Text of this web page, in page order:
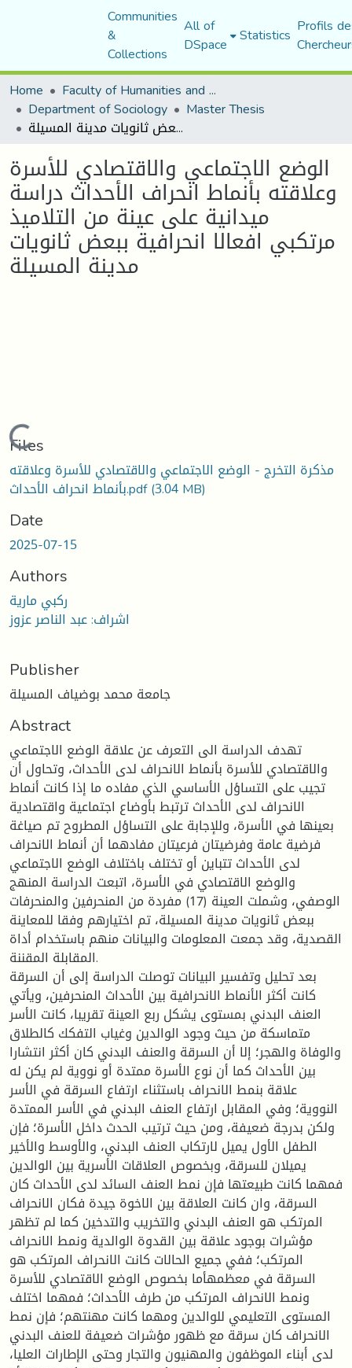
Communities
&
Collections
All of
DSpace Statistics Profils
Home
Faculty of Humanities and Social Sciences
Department of Sociology Master Thesis
الوضع الاجتماعي والاقتصادي للأسرة وعلاقته بأنماط انحراف الأحداث دراسة ميدانية على عينة من التلاميذ مرتكبي افعالا انحرافية ببعض ثانويات مدينة المسيلة
الوضع الاجتماعي والاقتصادي للأسرة
وعلاقته بأنماط انحراف الأحداث دراسة
ميدانية على عينة من التلاميذ
مرتكبي افعالا انحرافية ببعض ثانويات
مدينة المسيلة
Files
مذكرة التخرج - الوضع الاجتماعي والاقتصادي للأسرة وعلاقته
بأنماط انحراف الأحداث.pdf(3.04 MB)
Date
2025-07-15
Authors
ركبي مارية
اشراف: عبد الناصر عزوز
Publisher
جامعة محمد بوضياف المسيلة
Abstract
تهدف الدراسة الى التعرف عن علاقة الوضع الاجتماعي
والاقتصادي للأسرة بأنماط الانحراف لدى الأحداث، وتحاول أن
تجيب على التساؤل الأساسي الذي مفاده ما إذا كانت أنماط
الانحراف لدى الأحداث ترتبط بأوضاع اجتماعية واقتصادية
بعينها في الأسرة، وللإجابة على التساؤل المطروح تم صياغة
فرضية عامة وفرضيتان فرعيتان مفادهما أن أنماط الانحراف
لدى الأحداث تتباين أو تختلف باختلاف الوضع الاجتماعي
والوضع الاقتصادي في الأسرة، اتبعت الدراسة المنهج
الوصفي، وشملت العينة (17) مفردة من المنحرفين والمنحرفات
ببعض ثانويات مدينة المسيلة، تم اختيارهم وفقا للمعاينة
القصدية، وقد جمعت المعلومات والبيانات منهم باستخدام أداة
المقابلة المقننة.
بعد تحليل وتفسير البيانات توصلت الدراسة إلى أن السرقة
كانت أكثر الأنماط الانحرافية بين الأحداث المنحرفين، ويأتي
العنف البدني بمستوى يشكل ربع العينة تقريبا، كانت الأسر
متماسكة من حيث وجود الوالدين وغياب التفكك كالطلاق
والوفاة والهجر؛ إلا أن السرقة والعنف البدني كان أكثر انتشارا
بين الأحداث كما أن نوع الأسرة ممتدة أو نووية لم يكن له
علاقة بنمط الانحراف باستثناء ارتفاع السرقة في الأسر
النووية؛ وفي المقابل ارتفاع العنف البدني في الأسر الممتدة
ولكن بدرجة ضعيفة، ومن حيث ترتيب الحدث داخل الأسرة؛ فإن
الطفل الأول يميل لارتكاب العنف البدني، والأوسط والأخير
يميلان للسرقة، وبخصوص العلاقات الأسرية بين الوالدين
فمهما كانت طبيعتها فإن نمط العنف السائد لدى الأحداث كان
السرقة، وان كانت العلاقة بين الاخوة جيدة فكان الانحراف
المرتكب هو العنف البدني والتخريب والتدخين كما لم تظهر
مؤشرات بوجود علاقة بين القدوة الوالدية ونمط الانحراف
المرتكب؛ ففي جميع الحالات كانت الانحراف المرتكب هو
السرقة في معظمهأما بخصوص الوضع الاقتصادي للأسرة
ونمط الانحراف المرتكب من طرف الأحداث؛ فمهما اختلف
المستوى التعليمي للوالدين ومهما كانت مهنتهم؛ فإن نمط
الانحراف كان سرقة مع ظهور مؤشرات ضعيفة للعنف البدني
لدى أبناء الموظفون والمهنيون والتجار وحتى الإطارات العليا،